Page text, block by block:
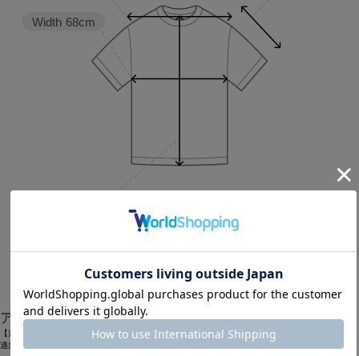
Width 68cm
1
アイテム説明
【素材】
適度な厚みに肌触りの良さが特徴の綿の天竺素材を使い大胆なプリントで仕上げたBIGTシャツ。